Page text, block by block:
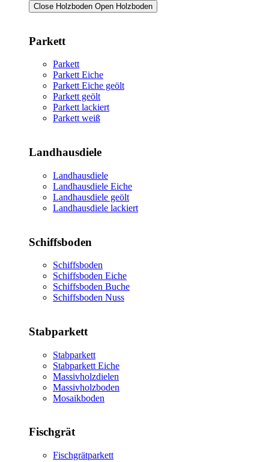
Close Holzboden Open Holzboden
Parkett
Parkett
Parkett Eiche
Parkett Eiche geölt
Parkett geölt
Parkett lackiert
Parkett weiß
Landhausdiele
Landhausdiele
Landhausdiele Eiche
Landhausdiele geölt
Landhausdiele lackiert
Schiffsboden
Schiffsboden
Schiffsboden Eiche
Schiffsboden Buche
Schiffsboden Nuss
Stabparkett
Stabparkett
Stabparkett Eiche
Massivholzdielen
Massivholzboden
Mosaikboden
Fischgrät
Fischgrätparkett